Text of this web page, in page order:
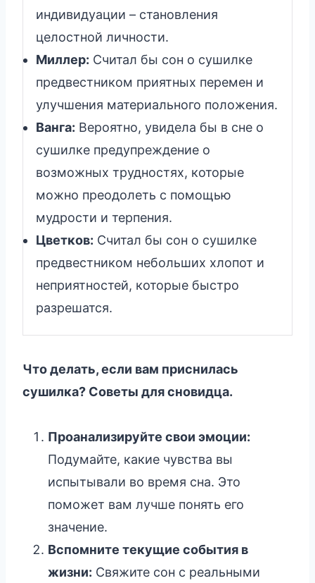
индивидуации – становления
целостной личности.
Миллер: Считал бы сон о сушилке
предвестником приятных перемен и
улучшения материального положения.
Ванга: Вероятно, увидела бы в сне о
сушилке предупреждение о
возможных трудностях, которые
можно преодолеть с помощью
мудрости и терпения.
Цветков: Считал бы сон о сушилке
предвестником небольших хлопот и
неприятностей, которые быстро
разрешатся.
Что делать, если вам приснилась
сушилка? Советы для сновидца.
Проанализируйте свои эмоции:
Подумайте, какие чувства вы
испытывали во время сна. Это
поможет вам лучше понять его
значение.
Вспомните текущие события в
жизни: Свяжите сон с реальными